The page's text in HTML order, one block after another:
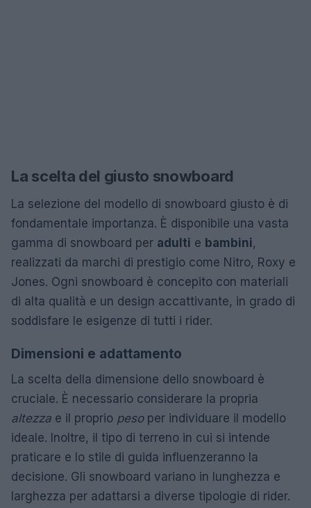
La scelta del giusto snowboard
La selezione del modello di snowboard giusto è di
fondamentale importanza. È disponibile una vasta
gamma di snowboard per adulti e bambini,
realizzati da marchi di prestigio come Nitro, Roxy e
Jones. Ogni snowboard è concepito con materiali
di alta qualità e un design accattivante, in grado di
soddisfare le esigenze di tutti i rider.
Dimensioni e adattamento
La scelta della dimensione dello snowboard è
cruciale. È necessario considerare la propria
altezza e il proprio pesoper individuare il modello
ideale. Inoltre, il tipo di terreno in cui si intende
praticare e lo stile di guida influenzeranno la
decisione. Gli snowboard variano in lunghezza e
larghezza per adattarsi a diverse tipologie di rider.